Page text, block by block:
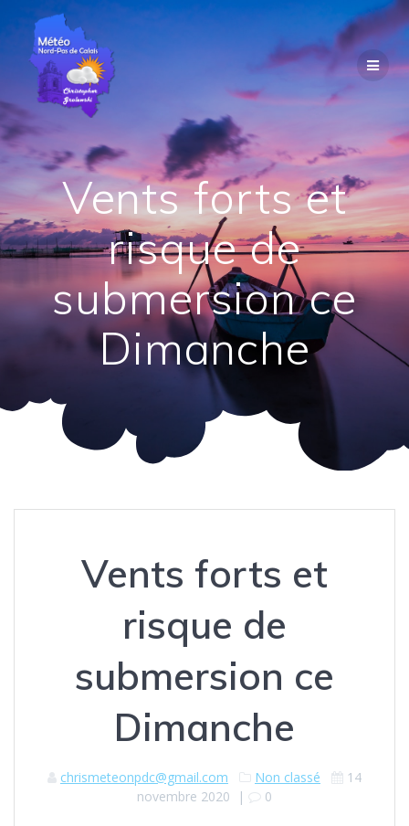
Passer
Vents forts et
risque de
submersion ce
Dimanche
Vents forts et
risque de
submersion ce
Dimanche
chrismeteonpdc@gmail.com Non classé
14
novembre 2020 | 0